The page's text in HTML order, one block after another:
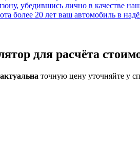
для расчёта
точную цену уточняйте у